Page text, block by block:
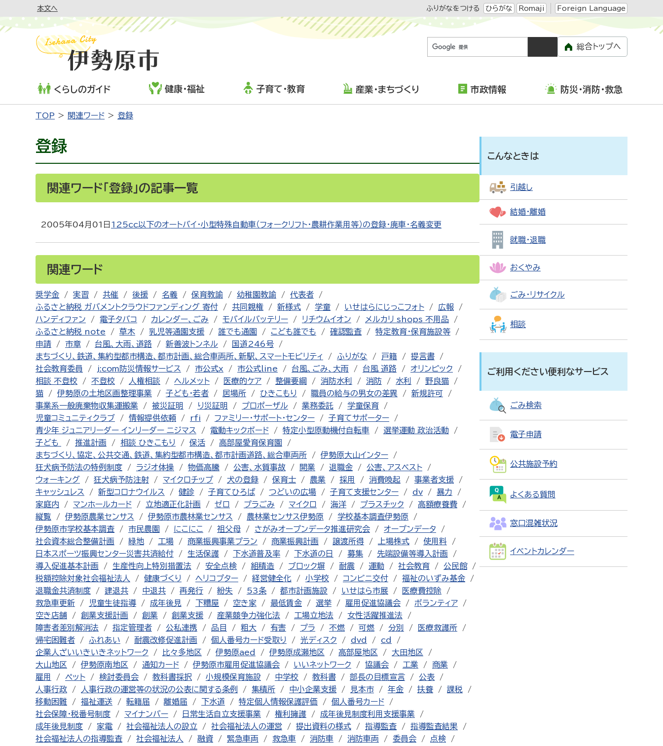
本文へ ふりがなをつける ひらがな Romaji Foreign Language
総合トップへ
くらしのガイド 健康・福祉 子育て・教育 産業・まちづくり 市政情報 防災・消防・救急
TOP 関連ワード 登録
登録
関連ワード「登録」の記事一覧
2005年04月01日 125cc以下のオートバイ・小型特殊自動車（フォークリフト・農耕作業用等）の登録・廃車・名義変更
関連ワード
奨学金 実習 共催 後援 名義 保育教諭 幼稚園教諭
代表者
ふるさと納税 ガバメントクラウドファンディング 寄付
共同親権 新様式 学童 いせはらにじっこフォト
広報
ハンディファン
電子タバコ カレンダー、ごみ モバイルバッテリー リチウムイオン
メルカリ shops 不用品
ふるさと納税 note
草木 乳児等通園支援 誰でも通園 こども誰でも 確認監査
特定教育・保育施設等
申請
市章 台風、大雨、道路 新善波トンネル
国道246号
まちづくり、鉄道、集約型都市構造、都市計画、総合車両所、新駅、スマートモビリティ
ふりがな 戸籍
提言書
社会教育委員
j:com防災情報サービス 市公式x 市公式line 台風、ごみ、大雨 台風 道路
オリンピック
相談 不登校
不登校 人権相談 ヘルメット 医療的ケア 整備要綱 消防水利 消防 水利
野良猫
猫
伊勢原の土地区画整理事業 子ども・若者 居場所 ひきこもり 職員の給与の男女の差異
新規許可
事業系一般廃棄物収集運搬業
被災証明 り災証明 プロポーザル 業務委託
学童保育
児童コミュニティクラブ
情報提供依頼 rfi ファミリー・サポート・センター
子育てサポーター
青少年 ジュニアリーダー インリーダー ニジマス
電動キックボード 特定小型原動機付自転車
選挙運動 政治活動
子ども
推進計画 相談 ひきこもり 保活
高部屋愛育保育園
まちづくり、協定、公共交通、鉄道、集約型都市構造、都市計画道路、総合車両所
伊勢原大山インター
狂犬病予防法の特例制度
ラジオ体操 物価高騰 公害、水質事故 開業 退職金
公害、アスベスト
ウォーキング
狂犬病予防注射 マイクロチップ 犬の登録 保育士 農業 採用 消費喚起
事業者支援
キャッシュレス
新型コロナウイルス 健診 子育てひろば つどいの広場 子育て支援センター dv
暴力
家庭内
マンホールカード 立地適正化計画 ゼロ プラごみ マイクロ 海洋 プラスチック
高額療養費
縦覧
伊勢原農業センサス 伊勢原市農林業センサス 農林業センサス伊勢原
学校基本調査伊勢原
伊勢原市学校基本調査
市民農園 にこにこ 祖父母 さがみオープンデータ推進研究会
オープンデータ
社会資本総合整備計画
緑地 工場 商業振興事業プラン 商業振興計画 譲渡所得 上場株式
使用料
日本スポーツ振興センター災害共済給付
生活保護 下水道普及率 下水道の日 募集
先端設備等導入計画
導入促進基本計画
生産性向上特別措置法 安全点検 組積造 ブロック塀 耐震 運動 社会教育
公民館
税額控除対象社会福祉法人
健康づくり ヘリコプター 経営健全化 小学校 コンビニ交付
福祉のいずみ基金
退職金共済制度
建退共 中退共 再発行 紛失 53条 都市計画施設 いせはら市展
医療費控除
救急車更新
児童生徒指導 成年後見 下糟屋 空き家 最低賃金 選挙 雇用促進協議会
ボランティア
空き店舗
創業支援計画 創業 創業支援 産業競争力強化法 工場立地法
女性活躍推進法
障害者差別解消法
指定管理者 公私連携 品目 粗大 有害 プラ 不燃 可燃 分別
医療救護所
帰宅困難者
ふれあい 耐震改修促進計画 個人番号カード受取り 光ディスク dvd
cd
企業人ざいいきいきネットワーク
比々多地区 伊勢原aed 伊勢原成瀬地区 高部屋地区
大田地区
大山地区
伊勢原南地区 通知カード 伊勢原市雇用促進協議会 いいネットワーク 協議会 工業
商業
雇用
ペット 検討委員会 教科書採択 小規模保育施設 中学校 教科書 部長の目標宣言
公表
人事行政
人事行政の運営等の状況の公表に関する条例 集積所 中小企業支援 見本市 年金 扶養
課税
移動困難
福祉運送 転籍届 離婚届 下水道 特定個人情報保護評価
個人番号カード
社会保障・税番号制度
マイナンバー 日常生活自立支援事業 権利擁護
成年後見制度利用支援事業
成年後見制度
家電 社会福祉法人の設立 社会福祉法人の運営 提出資料の様式 指導監査
指導監査結果
社会福祉法人の指導監査
社会福祉法人 融資 緊急車両 救急車 消防車 消防車両 委員会
点検
こんなときは
引越し
結婚・離婚
就職・退職
おくやみ
ごみ・リサイクル
相談
ご利用ください便利なサービス
ごみ検索
電子申請
公共施設予約
よくある質問
窓口混雑状況
イベントカレンダー